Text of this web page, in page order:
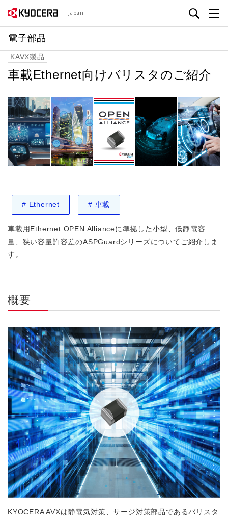
Japan
電子部品
KAVX製品
車載Ethernet向けバリスタのご紹介
# Ethernet # 車載
車載用Ethernet OPEN Allianceに準拠した小型、低静電容
量、狭い容量許容差のASPGuardシリーズについてご紹介しま
す。
概要
KYOCERA AVXは静電気対策、サージ対策部品であるバリスタ